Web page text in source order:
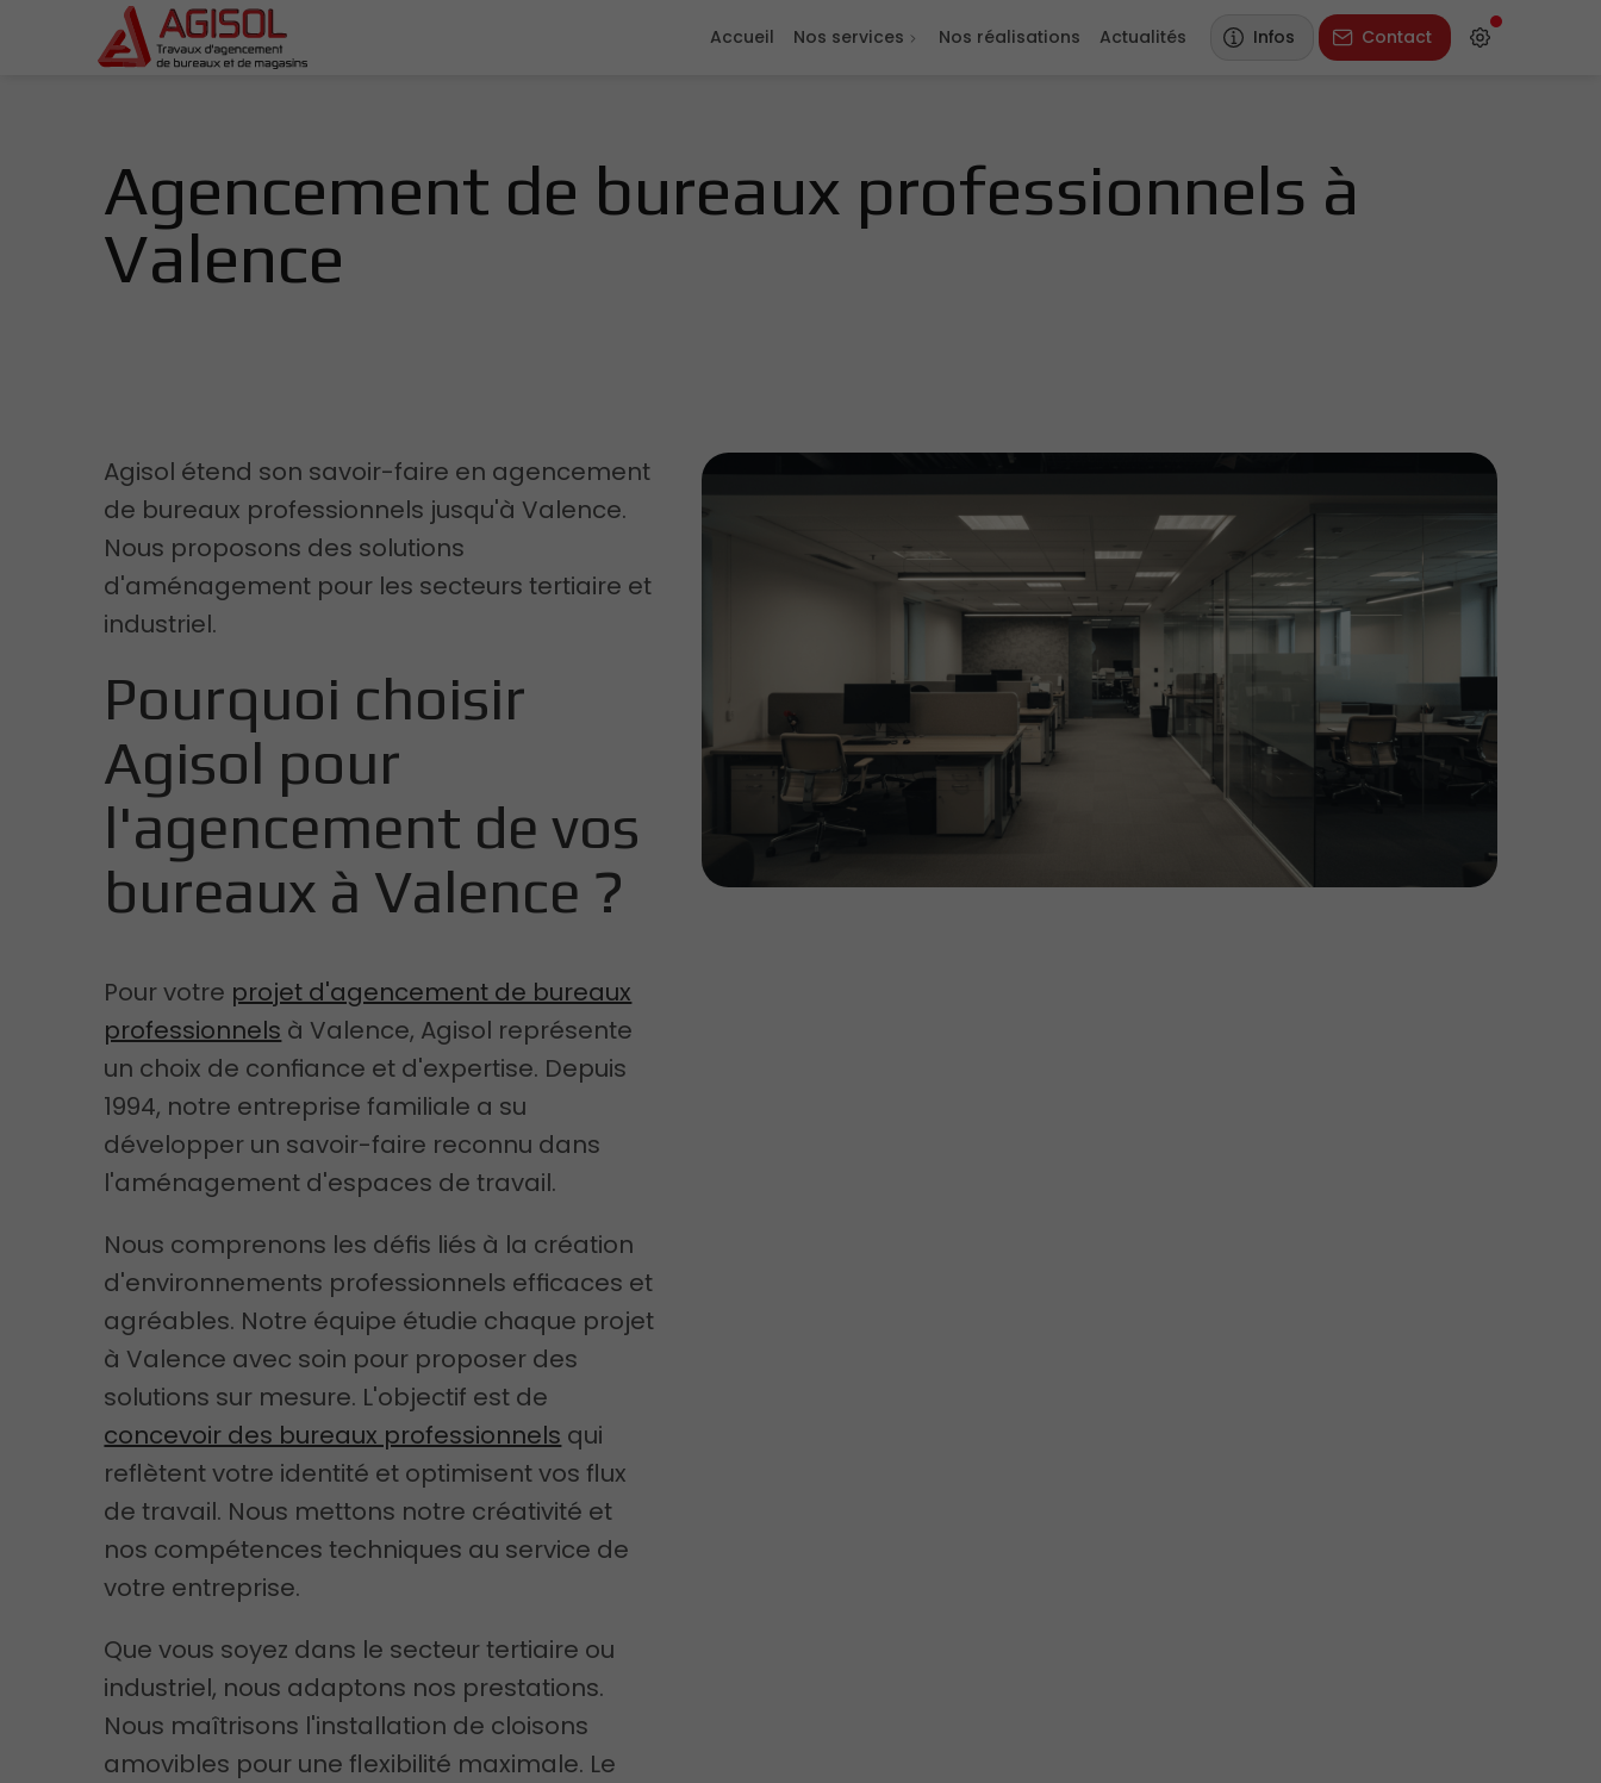
Accueil Nos services Nos réalisations Actualités Infos Contact
Agencement de bureaux professionnels à
Valence
Agisol étend son savoir-faire en agencement
de bureaux professionnels jusqu'à Valence.
Nous proposons des solutions
d'aménagement pour les secteurs tertiaire et
industriel.
Pourquoi choisir
Agisol pour
l'agencement de vos
bureaux à Valence ?
Pour votre projet d'agencement de bureaux
professionnels à Valence, Agisol représente
un choix de confiance et d'expertise. Depuis
1994, notre entreprise familiale a su
développer un savoir-faire reconnu dans
l'aménagement d'espaces de travail.
Nous comprenons les défis liés à la création
d'environnements professionnels efficaces et
agréables. Notre équipe étudie chaque projet
à Valence avec soin pour proposer des
solutions sur mesure. L'objectif est de
concevoir des bureaux professionnels qui
reflètent votre identité et optimisent vos flux
de travail. Nous mettons notre créativité et
nos compétences techniques au service de
votre entreprise.
Que vous soyez dans le secteur tertiaire ou
industriel, nous adaptons nos prestations.
Nous maîtrisons l'installation de cloisons
amovibles pour une flexibilité maximale. Le